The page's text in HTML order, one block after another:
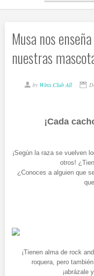
Musa nos
nuestras
by Winx Club All
¡Cada
¡Según la raza se vuelven
otros!
¿Conoces a alguien que
¡Tienen alma de rock
roquera, pero
¡abrázale